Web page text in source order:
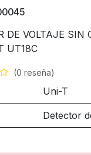
DE VOLTAJE
UT18C
(0 reseña)
Uni-T
Detector